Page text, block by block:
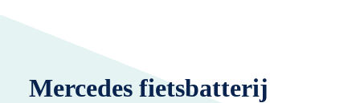
Mercedes fietsbatterij